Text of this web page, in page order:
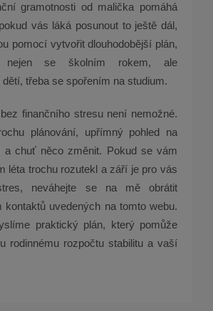
gramotnosti od malička pomáhá
vás láká posunout to ještě dál,
pomocí vytvořit dlouhodobější plán,
nejen se školním rokem, ale
třeba se spořením na studium.
finančního stresu není nemožné.
plánování, upřímný pohled na
a chuť něco změnit. Pokud se vám
léta trochu rozutekl a září je pro vás
neváhejte se na mě obrátit
kontaktů uvedených na tomto webu.
praktický plán, který pomůže
rodinnému rozpočtu stabilitu a vaší